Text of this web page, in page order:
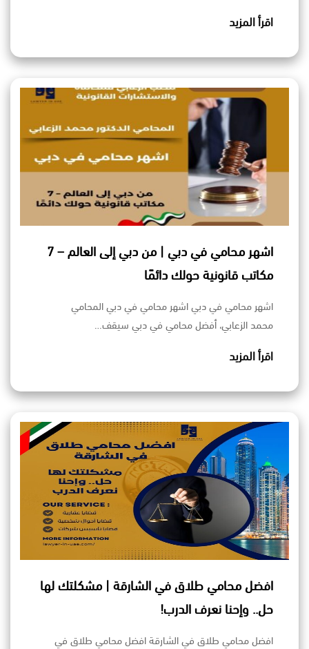
اقرأ المزيد
اشهر محامي في دبي | من دبي إلى العالم – 7
مكاتب قانونية حولك دائمًا
اشهر محامي في دبي اشهر محامي في دبي المحامي
محمد الزعابي، أفضل محامي في دبي سيقف…
اقرأ المزيد
افضل محامي طلاق في الشارقة | مشكلتك لها
حل.. وإحنا نعرف الدرب!
افضل محامي طلاق في الشارقة افضل محامي طلاق في